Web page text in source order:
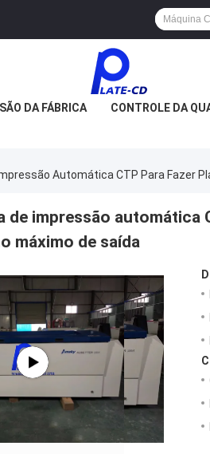
DA FÁBRICA CONTROLE DA
Automática CTP Para Fazer
de impressão automática
máximo de saída